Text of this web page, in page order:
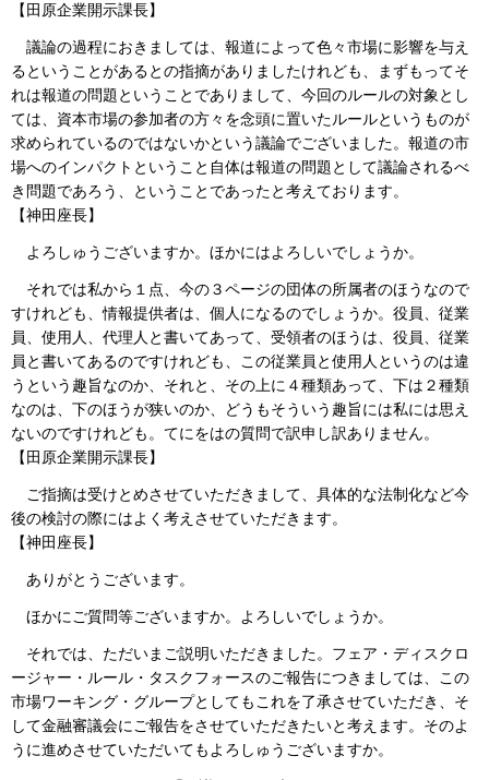
【田原企業開示課長】
議論の過程におきましては、報道によって色々市場に影響を与え
るということがあるとの指摘がありましたけれども、まずもってそ
れは報道の問題ということでありまして、今回のルールの対象とし
ては、資本市場の参加者の方々を念頭に置いたルールというものが
求められているのではないかという議論でございました。報道の市
場へのインパクトということ自体は報道の問題として議論されるべ
き問題であろう、ということであったと考えております。
【神田座長】
よろしゅうございますか。ほかにはよろしいでしょうか。
それでは私から１点、今の３ページの団体の所属者のほうなので
すけれども、情報提供者は、個人になるのでしょうか。役員、従業
員、使用人、代理人と書いてあって、受領者のほうは、役員、従業
員と書いてあるのですけれども、この従業員と使用人というのは違
うという趣旨なのか、それと、その上に４種類あって、下は２種類
なのは、下のほうが狭いのか、どうもそういう趣旨には私には思え
ないのですけれども。てにをはの質問で訳申し訳ありません。
【田原企業開示課長】
ご指摘は受けとめさせていただきまして、具体的な法制化など今
後の検討の際にはよく考えさせていただきます。
【神田座長】
ありがとうございます。
ほかにご質問等ございますか。よろしいでしょうか。
それでは、ただいまご説明いただきました。フェア・ディスクロ
ージャー・ルール・タスクフォースのご報告につきましては、この
市場ワーキング・グループとしてもこれを了承させていただき、そ
して金融審議会にご報告をさせていただきたいと考えます。そのよ
うに進めさせていただいてもよろしゅうございますか。